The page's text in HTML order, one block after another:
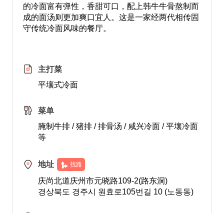
的冷面富有弹性，香甜可口，配上韩牛牛骨熬制而
成的面汤则更加爽口宜人。这是一家经两代相传固
守传统冷面风味的餐厅。
主打菜
平壤式冷面
菜单
腌制牛排 / 猪排 / 排骨汤 / 咸兴冷面 / 平壤冷面
等
地址 找路
庆尚北道庆州市元晓路109-2(路东洞)
경상북도 경주시 원효로105번길 10 (노동동)